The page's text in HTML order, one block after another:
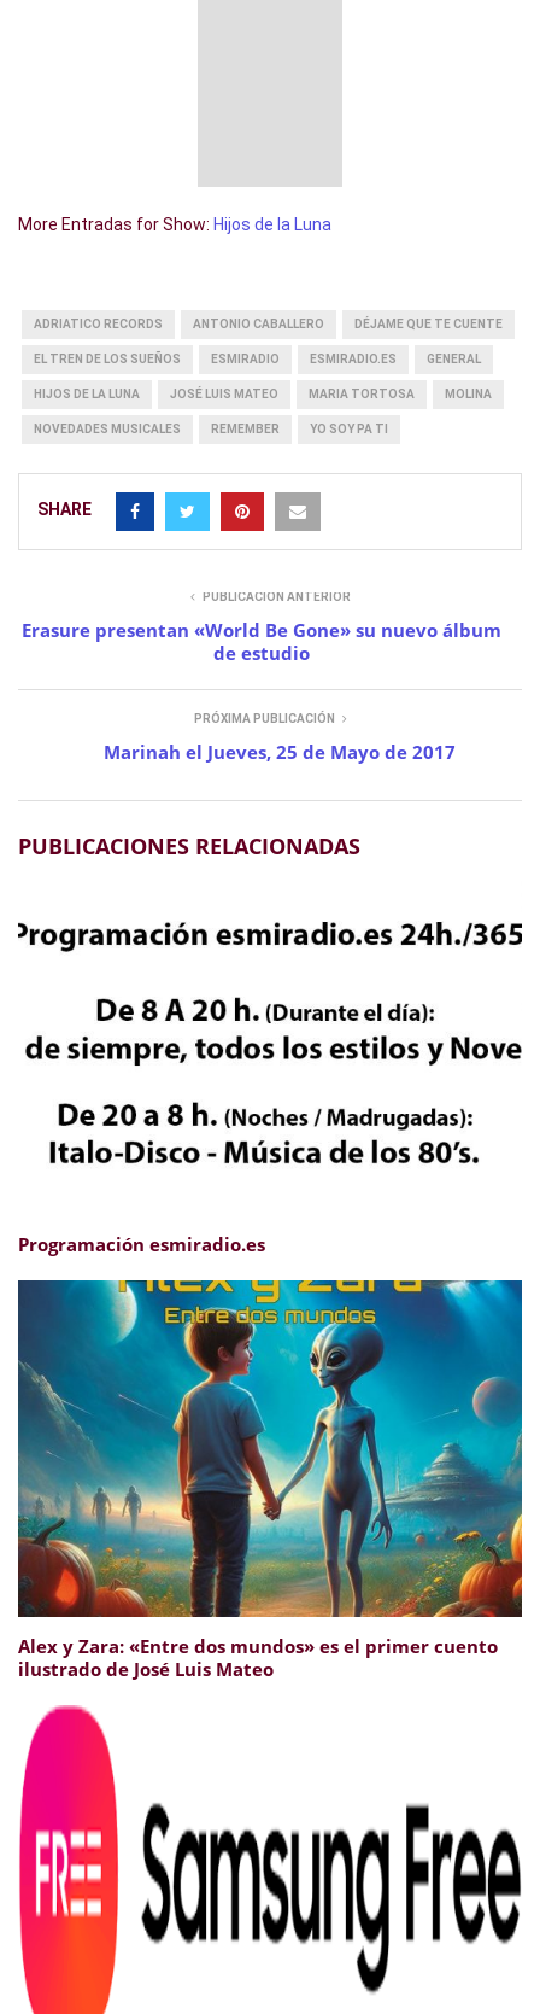
More Entradas for Show: Hijos de la Luna
ADRIATICO RECORDS ANTONIO CABALLERO DÉJAME QUE TE CUENTE
EL TREN DE LOS SUEÑOS ESMIRADIO ESMIRADIO.ES GENERAL
HIJOS DE LA LUNA JOSÉ LUIS MATEO MARIA TORTOSA MOLINA
NOVEDADES MUSICALES REMEMBER YO SOY PA TI
SHARE
PUBLICACIÓN ANTERIOR
Erasure presentan «World Be Gone» su nuevo álbum
de estudio
PRÓXIMA PUBLICACIÓN
Marinah el Jueves, 25 de Mayo de 2017
PUBLICACIONES RELACIONADAS
Programación esmiradio.es
Alex y Zara: «Entre dos mundos» es el primer cuento
ilustrado de José Luis Mateo